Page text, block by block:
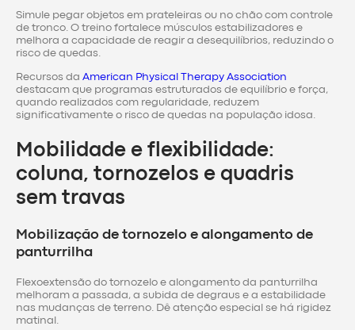
Simule pegar objetos em prateleiras ou no chão com controle
de tronco. O treino fortalece músculos estabilizadores e
melhora a capacidade de reagir a desequilíbrios, reduzindo o
risco de quedas.
Recursos da American Physical Therapy Association
destacam que programas estruturados de equilíbrio e força,
quando realizados com regularidade, reduzem
significativamente o risco de quedas na população idosa.
Mobilidade e flexibilidade:
coluna, tornozelos e quadris
sem travas
Mobilização de tornozelo e alongamento de
panturrilha
Flexoextensão do tornozelo e alongamento da panturrilha
melhoram a passada, a subida de degraus e a estabilidade
nas mudanças de terreno. Dê atenção especial se há rigidez
matinal.